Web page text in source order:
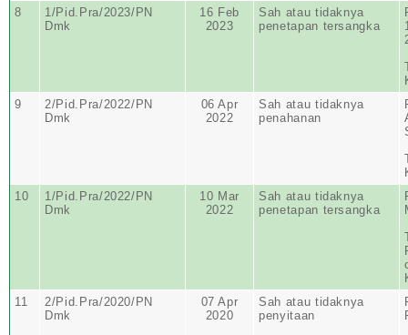
8
1/Pid.Pra/2023/PN
Dmk
16 Feb
2023
Sah atau tidaknya
penetapan tersangka
9
2/Pid.Pra/2022/PN
Dmk
06 Apr
2022
Sah atau tidaknya
penahanan
10
1/Pid.Pra/2022/PN
Dmk
10 Mar
2022
Sah atau tidaknya
penetapan tersangka
11
2/Pid.Pra/2020/PN
Dmk
07 Apr
2020
Sah atau tidaknya
penyitaan